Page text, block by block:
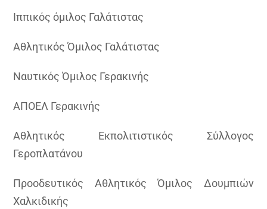
Ιππικός όμιλος Γαλάτιστας
Αθλητικός Όμιλος Γαλάτιστας
Ναυτικός Όμιλος Γερακινής
ΑΠΟΕΛ Γερακινής
Αθλητικός Εκπολιτιστικός Σύλλογος
Γεροπλατάνου
Προοδευτικός Αθλητικός Όμιλος Δουμπιών
Χαλκιδικής